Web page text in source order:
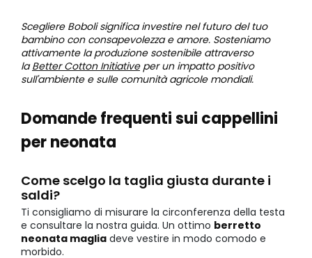
Scegliere Boboli significa investire nel futuro del tuo
bambino con consapevolezza e amore. Sosteniamo
attivamente la produzione sostenibile attraverso
laBetter Cotton Initiativeper un impatto positivo
sull'ambiente e sulle comunità agricole mondiali.
Domande frequenti sui cappellini
per neonata
Come scelgo la taglia giusta durante i
saldi?
Ti consigliamo di misurare la circonferenza della testa
e consultare la nostra guida. Un ottimo berretto
neonata maglia deve vestire in modo comodo e
morbido.